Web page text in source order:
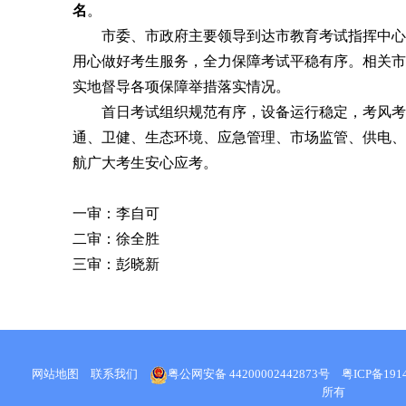
名 。
市委、市政府主要领导到达市教育考试指挥中心
用心做好考生服务，全力保障考试平稳有序。相关
实地督导各项保障举措落实情况。
首日考试组织规范有序，设备运行稳定，考风考
通、卫健、生态环境、应急管理、市场监管、供电
航广大考生安心应考。
一审：李自可
二审：徐全胜
三审： 彭晓新
网站地图 联系我们 粤公网安备 44200002442873号
粤ICP备
所有